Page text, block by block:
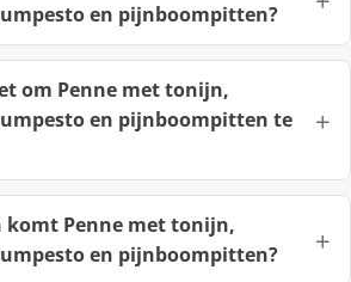
en pijnboompitten?
om Penne met tonijn,
en pijnboompitten te
komt Penne met tonijn,
en pijnboompitten?